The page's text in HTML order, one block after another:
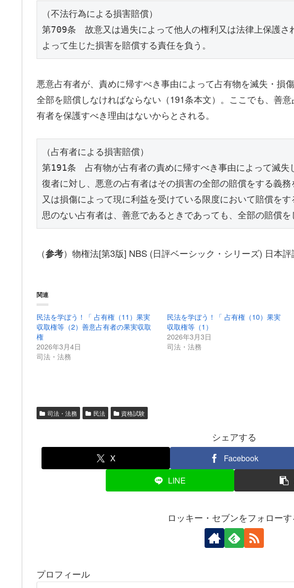
（不法行為による損害賠償）
第709条　故意又は過失によって他人の権利又は法律上保護さ
よって生じた損害を賠償する責任を負う。
悪意占有者が、責めに帰すべき事由によって占有物を滅失・損
全部を賠償しなければならない（191条本文）。ここでも、善
有者を保護すべき理由はないからとされる。
（占有者による損害賠償）
第191条　占有物が占有者の責めに帰すべき事由によって滅失
復者に対し、悪意の占有者はその損害の全部の賠償をする義
又は損傷によって現に利益を受けている限度において賠償を
思のない占有者は、善意であるときであっても、全部の賠償を
（参考）物権法[第3版] NBS (日評ベーシック・シリーズ) 日本評
関連
民法を学ぼう！「 占有権（11）果実
収取権等（2）善意占有者の果実収取
権
2026年3月4日
司法・法務
民法を学ぼう！「 占有権（10）果実
収取権等（1）
2026年3月3日
司法・法務
司法・法務 民法 資格試験
シェアする
X Facebook
LINE
ロッキー・セブンをフォローす
プロフィール